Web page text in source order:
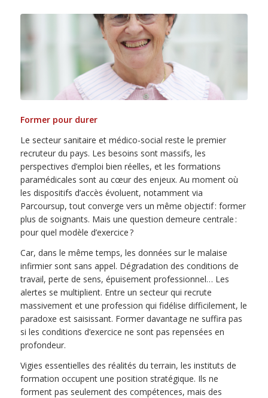
Former pour durer
Le secteur sanitaire et médico-social reste le premier
recruteur du pays. Les besoins sont massifs, les
perspectives d’emploi bien réelles, et les formations
paramédicales sont au cœur des enjeux. Au moment où
les dispositifs d’accès évoluent, notamment via
Parcoursup, tout converge vers un même objectif : former
plus de soignants. Mais une question demeure centrale :
pour quel modèle d’exercice ?
Car, dans le même temps, les données sur le malaise
infirmier sont sans appel. Dégradation des conditions de
travail, perte de sens, épuisement professionnel… Les
alertes se multiplient. Entre un secteur qui recrute
massivement et une profession qui fidélise difficilement, le
paradoxe est saisissant. Former davantage ne suffira pas
si les conditions d’exercice ne sont pas repensées en
profondeur.
Vigies essentielles des réalités du terrain, les instituts de
formation occupent une position stratégique. Ils ne
forment pas seulement des compétences, mais des